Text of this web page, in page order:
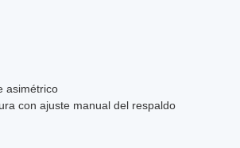
asimétrico
con ajuste manual del respaldo